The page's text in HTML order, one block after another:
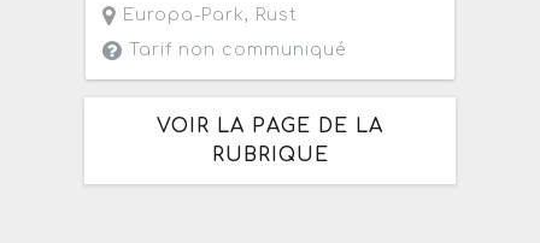
Europa-Park, Rust
Tarif non communiqué
VOIR LA PAGE DE LA
RUBRIQUE